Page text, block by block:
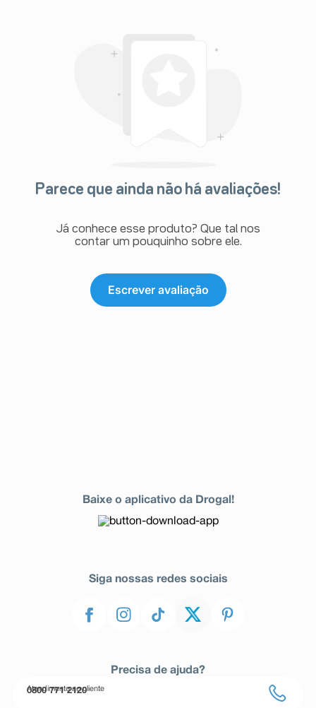
Parece que ainda não há avaliações!
Já conhece esse produto? Que tal nos
contar um pouquinho sobre ele.
Escrever avaliação
Baixe o aplicativo da Drogal!
Siga nossas redes sociais
Precisa de ajuda?
Atendimento ao cliente
0800 771 2120